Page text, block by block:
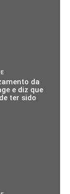
da
e diz que
ter sido